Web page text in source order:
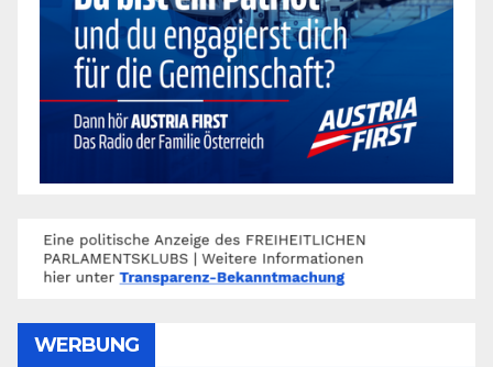
WERBUNG